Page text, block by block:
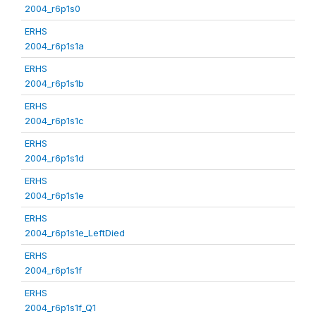
2004_r6p1s0
ERHS
2004_r6p1s1a
ERHS
2004_r6p1s1b
ERHS
2004_r6p1s1c
ERHS
2004_r6p1s1d
ERHS
2004_r6p1s1e
ERHS
2004_r6p1s1e_LeftDied
ERHS
2004_r6p1s1f
ERHS
2004_r6p1s1f_Q1